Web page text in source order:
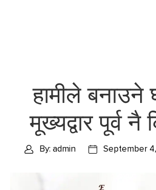
हामीले बनाउने
मूख्यद्वार पूर्व नै
By: admin September